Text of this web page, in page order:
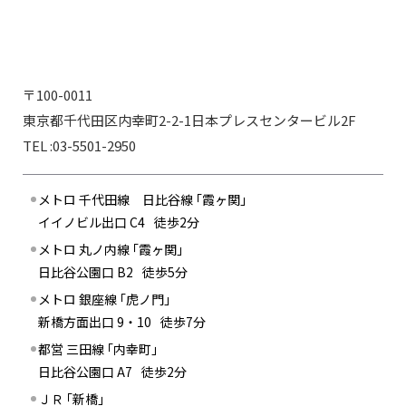
〒100-0011
東京都千代田区内幸町2-2-1日本プレスセンタービル2F
TEL :03-5501-2950
メトロ 千代田線 日比谷線 ｢霞ヶ関｣
イイノビル出口 C4 徒歩2分
メトロ 丸ノ内線 ｢霞ヶ関｣
日比谷公園口 B2 徒歩5分
メトロ 銀座線 ｢虎ノ門｣
新橋方面出口 9・10 徒歩7分
都営 三田線 ｢内幸町｣
日比谷公園口 A7 徒歩2分
ＪＲ ｢新橋｣